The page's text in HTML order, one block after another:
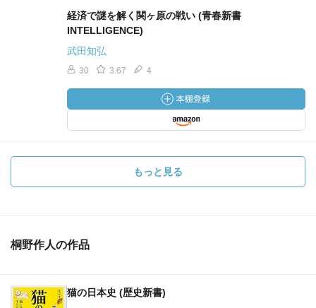
経済で謎を解く関ヶ原の戦い (青春新書
INTELLIGENCE)
武田知弘
30 3.67 4
もっと見る
桐野作人の作品
猫の日本史 (歴史新書)